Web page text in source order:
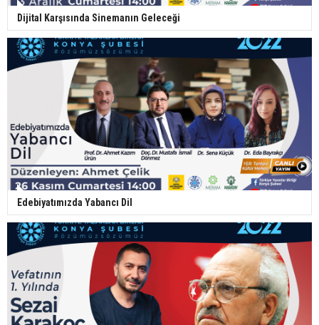
Dijital Karşısında Sinemanın Geleceği
Edebiyatımızda Yabancı Dil